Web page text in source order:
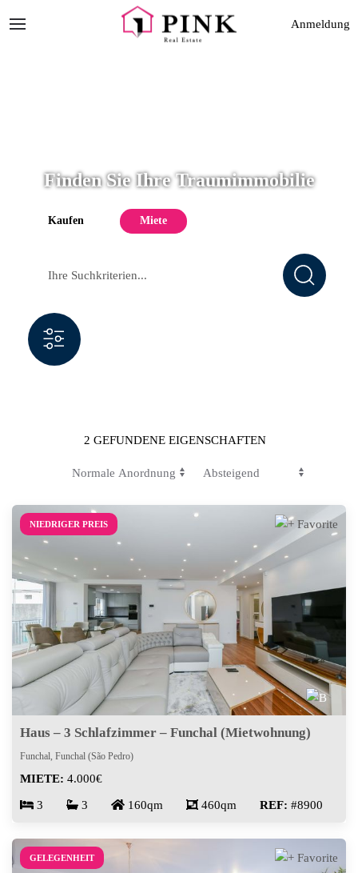
Anmeldung
Finden Sie Ihre Traumimmobilie
Kaufen Miete
2 GEFUNDENE EIGENSCHAFTEN
NIEDRIGER PREIS
Haus – 3 Schlafzimmer – Funchal (Mietwohnung)
Funchal, Funchal (São Pedro)
MIETE: 4.000€
3 3 160qm 460qm REF: #8900
GELEGENHEIT